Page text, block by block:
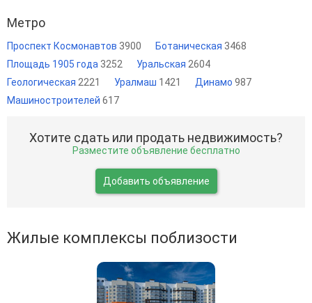
Метро
Проспект Космонавтов 3900 Ботаническая 3468
Площадь 1905 года 3252 Уральская 2604
Геологическая 2221 Уралмаш 1421 Динамо 987
Машиностроителей 617
Хотите сдать или продать недвижимость?
Разместите объявление бесплатно
Добавить объявление
Жилые комплексы поблизости